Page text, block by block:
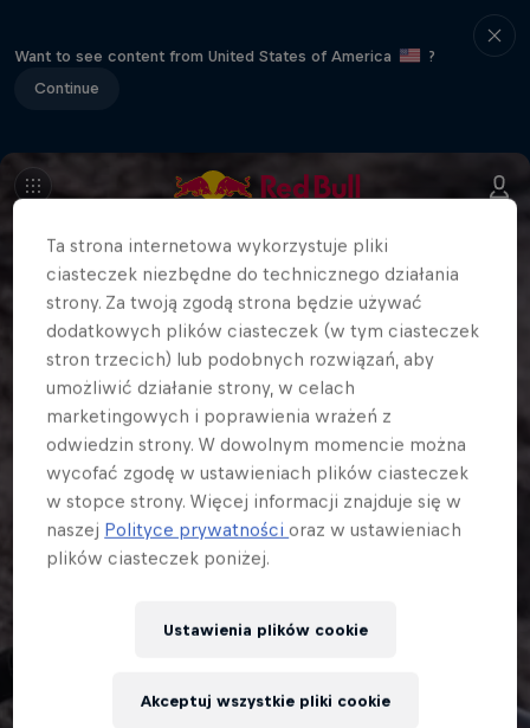
Want to see content from United States of America
?
Continue
Ta strona internetowa wykorzystuje pliki
ciasteczek niezbędne do technicznego działania
strony. Za twoją zgodą strona będzie używać
dodatkowych plików ciasteczek (w tym ciasteczek
stron trzecich) lub podobnych rozwiązań, aby
umożliwić działanie strony, w celach
marketingowych i poprawienia wrażeń z
odwiedzin strony. W dowolnym momencie można
wycofać zgodę w ustawieniach plików ciasteczek
w stopce strony. Więcej informacji znajduje się w
naszej Polityce prywatnościoraz w ustawieniach
plików ciasteczek poniżej.
Ustawienia plików cookie
Akceptuj wszystkie pliki cookie